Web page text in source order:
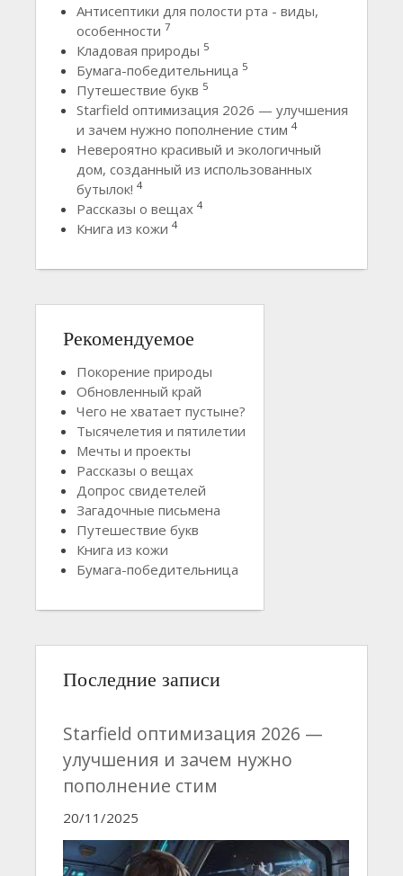
Антисептики для полости рта - виды,
особенности 7
Кладовая природы 5
Бумага-победительница 5
Путешествие букв 5
Starfield оптимизация 2026 — улучшения
и зачем нужно пополнение стим 4
Невероятно красивый и экологичный
дом, созданный из использованных
бутылок! 4
Рассказы о вещах 4
Книга из кожи 4
Рекомендуемое
Покорение природы
Обновленный край
Чего не хватает пустыне?
Тысячелетия и пятилетии
Мечты и проекты
Рассказы о вещах
Допрос свидетелей
Загадочные письмена
Путешествие букв
Книга из кожи
Бумага-победительница
Последние записи
Starfield оптимизация 2026 —
улучшения и зачем нужно
пополнение стим
20/11/2025